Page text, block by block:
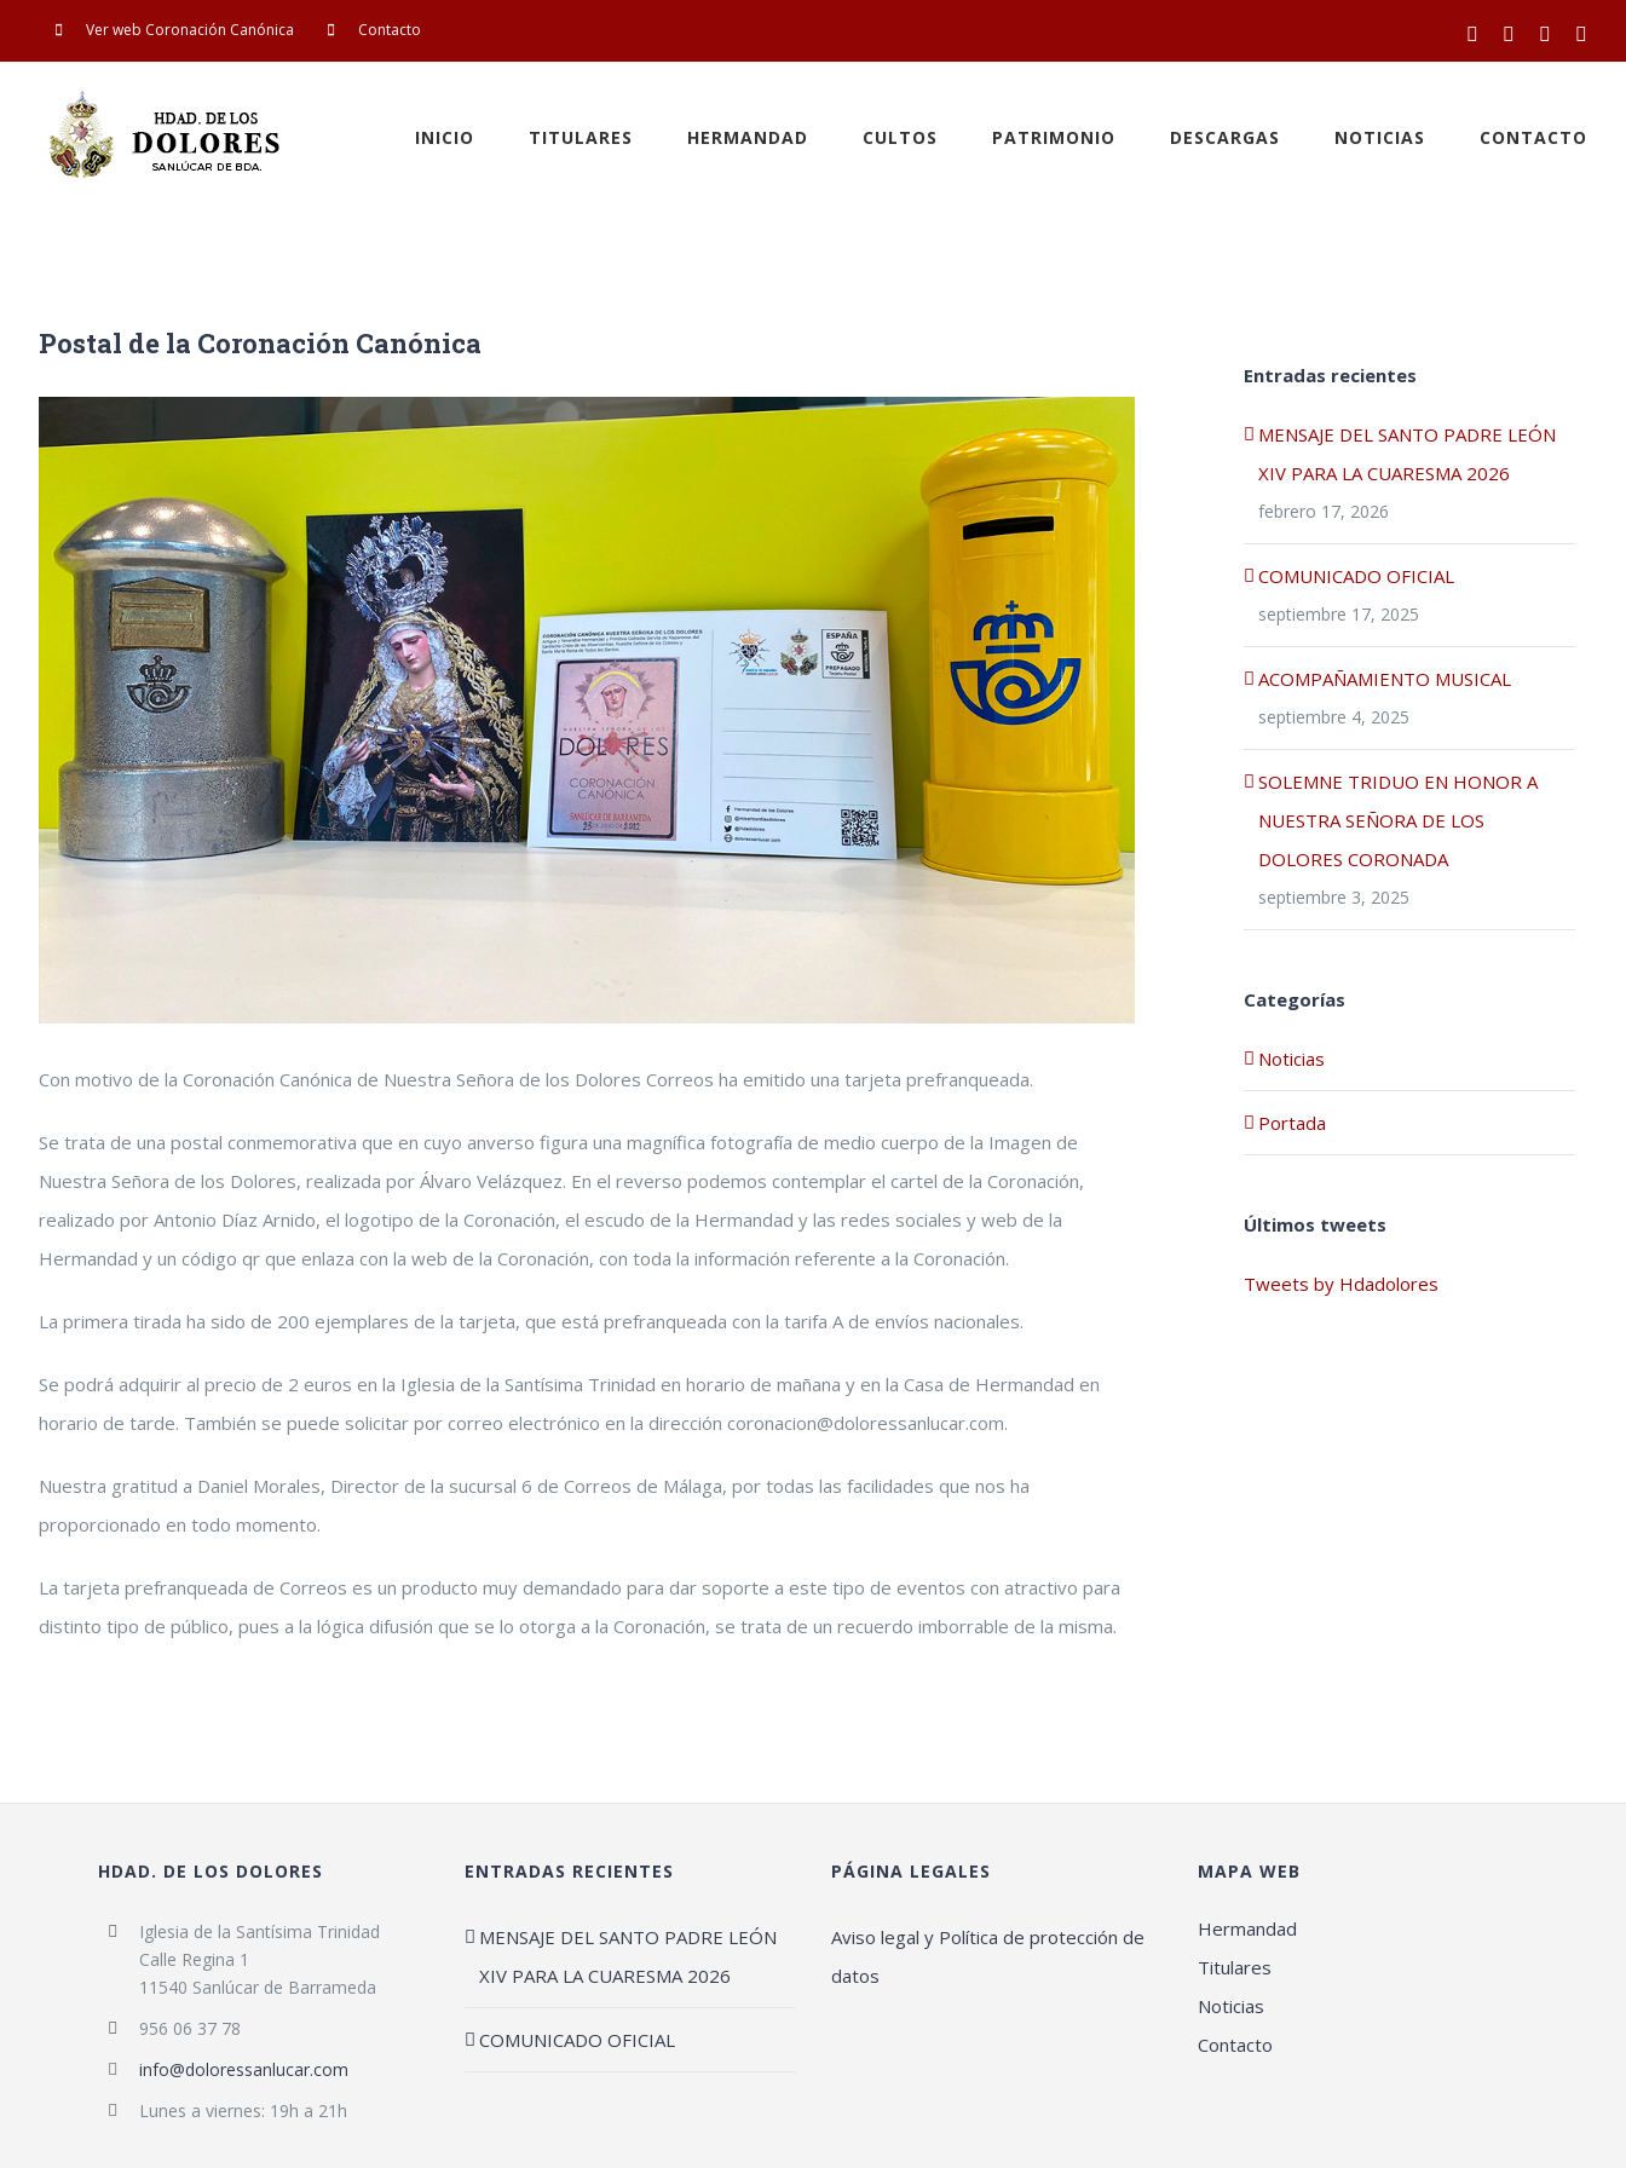
al
contenido
Ver web Coronación Canónica Contacto Facebook
TwitterYouTube
INICIO TITULARES HERMANDAD CULTOS PATRIMONIO DESCARGAS NOTICIAS CONTACTO
Postal de la Coronación Canónica
imagen
grande
Con motivo de la Coronación Canónica de Nuestra Señora de los Dolores Correos ha emitido una tarjeta prefranqueada.
Se trata de una postal conmemorativa que en cuyo anverso figura una magnífica fotografía de medio cuerpo de la Imagen de
Nuestra Señora de los Dolores, realizada por Álvaro Velázquez. En el reverso podemos contemplar el cartel de la Coronación,
realizado por Antonio Díaz Arnido, el logotipo de la Coronación, el escudo de la Hermandad y las redes sociales y web de la
Hermandad y un código qr que enlaza con la web de la Coronación, con toda la información referente a la Coronación.
La primera tirada ha sido de 200 ejemplares de la tarjeta, que está prefranqueada con la tarifa A de envíos nacionales.
Se podrá adquirir al precio de 2 euros en la Iglesia de la Santísima Trinidad en horario de mañana y en la Casa de Hermandad en
horario de tarde. También se puede solicitar por correo electrónico en la dirección coronacion@doloressanlucar.com.
Nuestra gratitud a Daniel Morales, Director de la sucursal 6 de Correos de Málaga, por todas las facilidades que nos ha
proporcionado en todo momento.
La tarjeta prefranqueada de Correos es un producto muy demandado para dar soporte a este tipo de eventos con atractivo para
distinto tipo de público, pues a la lógica difusión que se lo otorga a la Coronación, se trata de un recuerdo imborrable de la misma.
Entradas recientes
MENSAJE DEL SANTO PADRE LEÓN
XIV PARA LA CUARESMA 2026
febrero 17, 2026
COMUNICADO OFICIAL
septiembre 17, 2025
ACOMPAÑAMIENTO MUSICAL
septiembre 4, 2025
SOLEMNE TRIDUO EN HONOR A
NUESTRA SEÑORA DE LOS
DOLORES CORONADA
septiembre 3, 2025
Categorías
Noticias
Portada
Últimos tweets
Tweets by Hdadolores
HDAD. DE LOS DOLORES
Iglesia de la Santísima Trinidad
Calle Regina 1
11540 Sanlúcar de Barrameda
956 06 37 78
info@doloressanlucar.com
Lunes a viernes: 19h a 21h
ENTRADAS RECIENTES
MENSAJE DEL SANTO PADRE LEÓN
XIV PARA LA CUARESMA 2026
COMUNICADO OFICIAL
PÁGINA LEGALES
Aviso legal y Política de protección de
datos
MAPA WEB
Hermandad
Titulares
Noticias
Contacto